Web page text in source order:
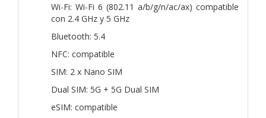
Wi-Fi: Wi-Fi 6 (802.11 a/b/g/n/ac/ax) compatible
con 2.4 GHz y 5 GHz
Bluetooth: 5.4
NFC: compatible
SIM: 2 x Nano SIM
Dual SIM: 5G + 5G Dual SIM
eSIM: compatible